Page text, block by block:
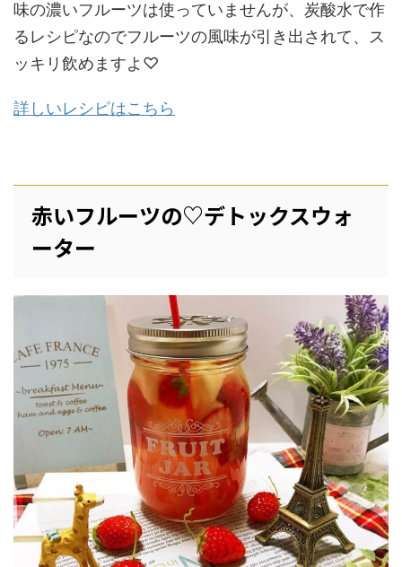
味の濃いフルーツは使っていませんが、炭酸水で作
るレシピなのでフルーツの風味が引き出されて、ス
ッキリ飲めますよ♡
詳しいレシピはこちら
赤いフルーツの♡デトックスウォ
ーター